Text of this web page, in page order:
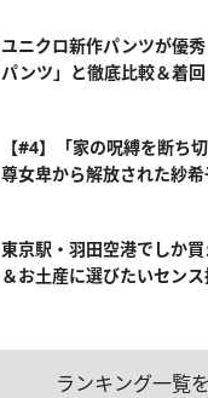
ユニクロ新作パンツが優
パンツ」と徹底比較＆着
【#4】「家の呪縛を断ち
尊女卑から解放された紗
東京駅・羽田空港でしか
＆お土産に選びたいセン
ランキング一覧